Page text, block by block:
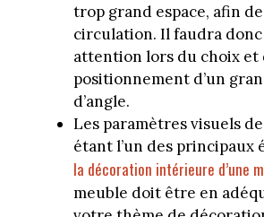
trop grand espace, afin
circulation. Il faudra
attention lors du choix et
positionnement d’un
d’angle.
Les paramètres visuels
étant l’un des principaux
la décoration intérieure d’une
meuble doit être en